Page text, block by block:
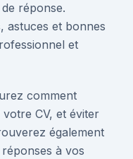
réponse.
astuces et bonnes
et
comment
CV, et éviter
également
à vos